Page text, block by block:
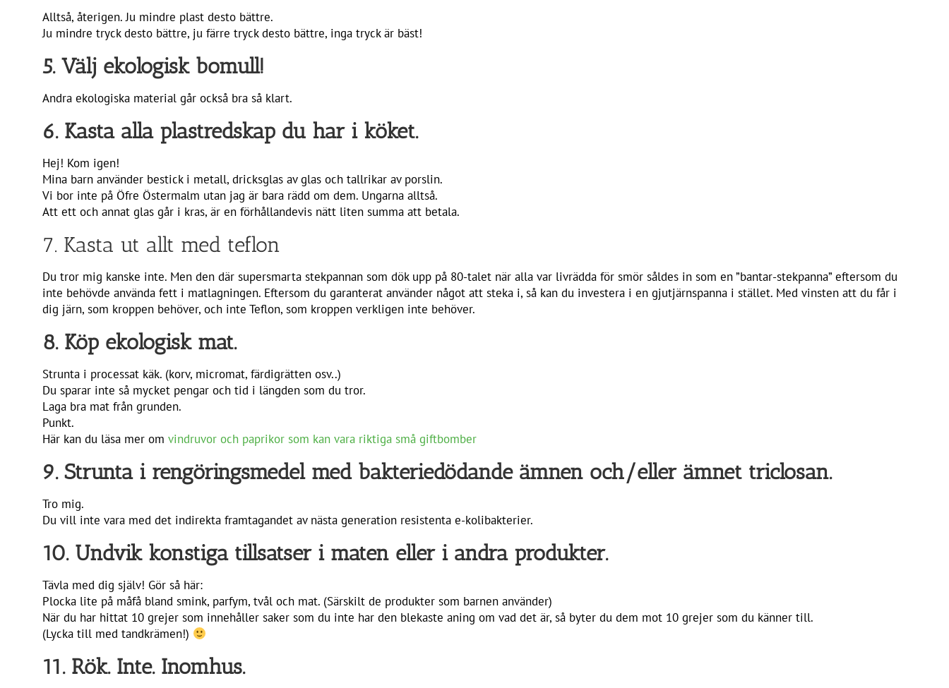
Alltså, återigen. Ju mindre plast desto bättre.
Ju mindre tryck desto bättre, ju färre tryck desto bättre, inga tryck är bäst!
5. Välj ekologisk bomull!
Andra ekologiska material går också bra så klart.
6. Kasta alla plastredskap du har i köket.
Hej! Kom igen!
Mina barn använder bestick i metall, dricksglas av glas och tallrikar av porslin.
Vi bor inte på Öfre Östermalm utan jag är bara rädd om dem. Ungarna alltså.
Att ett och annat glas går i kras, är en förhållandevis nätt liten summa att betala.
7. Kasta ut allt med teflon
Du tror mig kanske inte. Men den där supersmarta stekpannan som dök upp på 80-talet när alla var livrädda för smör såldes in som en ”bantar-stekpanna” eftersom du
inte behövde använda fett i matlagningen. Eftersom du garanterat använder något att steka i, så kan du investera i en gjutjärnspanna i stället. Med vinsten att du får i
dig järn, som kroppen behöver, och inte Teflon, som kroppen verkligen inte behöver.
8. Köp ekologisk mat.
Strunta i processat käk. (korv, micromat, färdigrätten osv..)
Du sparar inte så mycket pengar och tid i längden som du tror.
Laga bra mat från grunden.
Punkt.
Här kan du läsa mer om vindruvor och paprikor som kan vara riktiga små giftbomber
9. Strunta i rengöringsmedel med bakteriedödande ämnen och/eller ämnet triclosan.
Tro mig.
Du vill inte vara med det indirekta framtagandet av nästa generation resistenta e-kolibakterier.
10. Undvik konstiga tillsatser i maten eller i andra produkter.
Tävla med dig själv! Gör så här:
Plocka lite på måfå bland smink, parfym, tvål och mat. (Särskilt de produkter som barnen använder)
När du har hittat 10 grejer som innehåller saker som du inte har den blekaste aning om vad det är, så byter du dem mot 10 grejer som du känner till.
(Lycka till med tandkrämen!)
11. Rök. Inte. Inomhus.